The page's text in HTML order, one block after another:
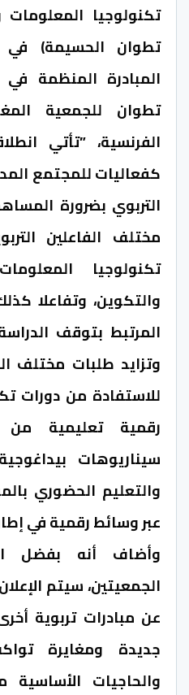
تكنولوجيا
تطوان الحسيمة)
المبادرة المنظمة
تطوان للجمعية
الفرنسية، ”تأتي
كفعاليات للمجتمع
التربوي بضرورة
مختلف الفاعلين
تكنولوجيا
والتكوين، وتفاعلا
المرتبط بتوقف
وتزايد طلبات مختلف
للاستفادة من دورات
رقمية تعليمية
سيناريوهات
والتعليم الحضوري
عبر وسائط رقمية في إطار
وأضاف أنه بفضل
الجمعيتين، سيتم
عن مبادرات تربوية
جديدة ومغايرة
والحاجيات الأساسية